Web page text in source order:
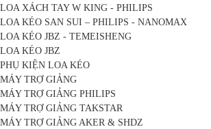
LOA XÁCH TAY W KING - PHILIPS
LOA KÉO SAN SUI – PHILIPS - NANOMAX
LOA KÉO JBZ - TEMEISHENG
LOA KÉO JBZ
PHỤ KIỆN LOA KÉO
MÁY TRỢ GIẢNG
MÁY TRỢ GIẢNG PHILIPS
MÁY TRỢ GIẢNG TAKSTAR
MÁY TRỢ GIẢNG AKER & SHDZ